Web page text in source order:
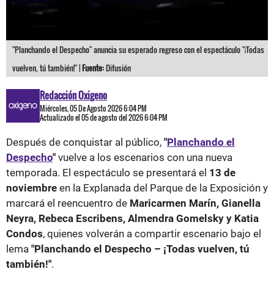
"Planchando el Despecho" anuncia su esperado regreso con el espectáculo "¡Todas
vuelven, tú también!" |Fuente:Difusión
Redacción Oxigeno
Miércoles, 05 De Agosto 2026 6:04 PM
Actualizado el 05 de agosto del 2026 6:04 PM
Después de conquistar al público, "Planchando el
Despecho" vuelve a los escenarios con una nueva
temporada. El espectáculo se presentará el 13 de
noviembre en la Explanada del Parque de la Exposición y
marcará el reencuentro de Maricarmen Marín, Gianella
Neyra, Rebeca Escribens, Almendra Gomelsky y Katia
Condos, quienes volverán a compartir escenario bajo el
lema "Planchando el Despecho – ¡Todas vuelven, tú
también!".